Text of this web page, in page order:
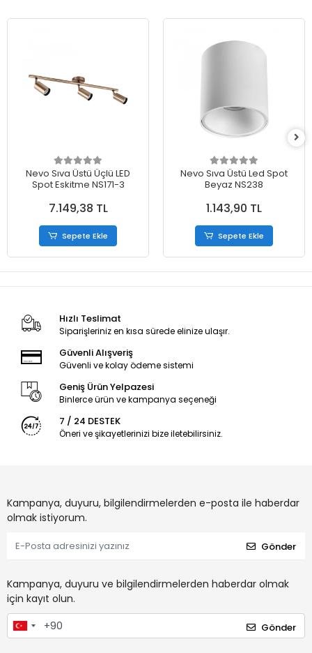
Nevo Sıva Üstü Üçlü LED
Spot Eskitme NS171-3
7.149,38 TL
Sepete Ekle
Nevo Sıva Üstü Led Spot
Beyaz NS238
1.143,90 TL
Sepete Ekle
Hızlı Teslimat
Siparişleriniz en kısa sürede elinize ulaşır.
Güvenli Alışveriş
Güvenli ve kolay ödeme sistemi
Geniş Ürün Yelpazesi
Binlerce ürün ve kampanya seçeneği
7 / 24 DESTEK
Öneri ve şikayetlerinizi bize iletebilirsiniz.
Kampanya, duyuru, bilgilendirmelerden e-posta ile haberdar
olmak istiyorum.
Gönder
Kampanya, duyuru ve bilgilendirmelerden haberdar olmak
için kayıt olun.
Gönder